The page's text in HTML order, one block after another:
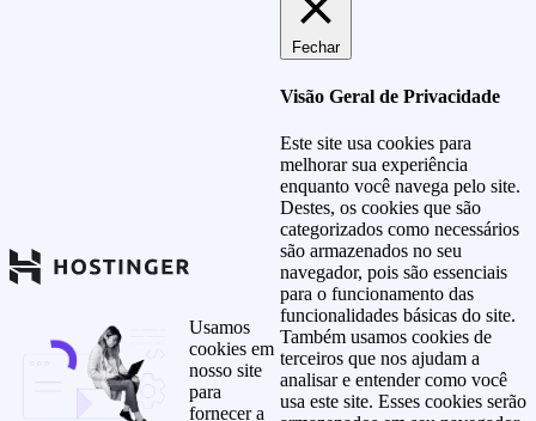
Usamos
cookies em
nosso site
para
fornecer a
Fechar
Visão Geral de Privacidade
Este site usa cookies para
melhorar sua experiência
enquanto você navega pelo site.
Destes, os cookies que são
categorizados como necessários
são armazenados no seu
navegador, pois são essenciais
para o funcionamento das
funcionalidades básicas do site.
Também usamos cookies de
terceiros que nos ajudam a
analisar e entender como você
usa este site. Esses cookies serão